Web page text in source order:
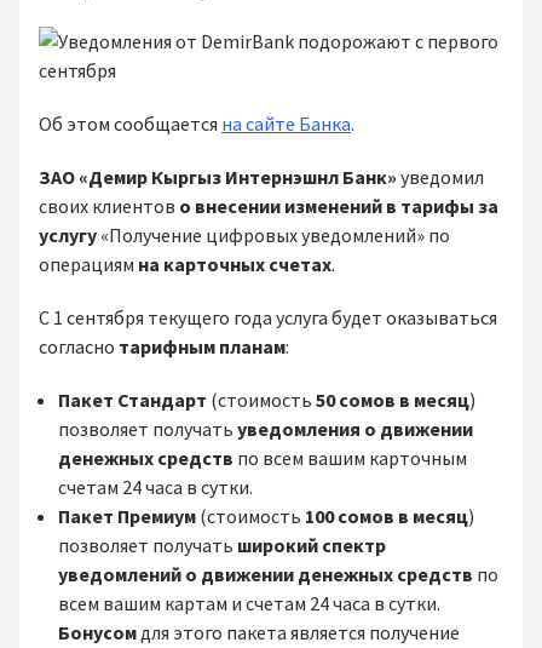
Об этом сообщается на сайте Банка.
ЗАО «Демир Кыргыз Интернэшнл Банк» уведомил
своих клиентов о внесении изменений в тарифы за
услугу «Получение цифровых уведомлений» по
операциям на карточных счетах.
С 1 сентября текущего года услуга будет оказываться
согласно тарифным планам:
Пакет Стандарт (стоимость 50 сомов в месяц)
позволяет получать уведомления о движении
денежных средств по всем вашим карточным
счетам 24 часа в сутки.
Пакет Премиум (стоимость 100 сомов в месяц)
позволяет получать широкий спектр
уведомлений о движении денежных средств по
всем вашим картам и счетам 24 часа в сутки.
Бонусомдля этого пакета является получение